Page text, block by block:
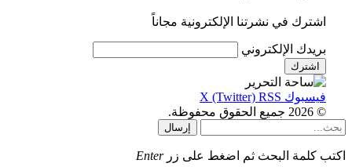
اشترك في نشرتنا الإلكترونية مجاناً
بريدك الإلكتروني
فيسبوك X (Twitter) RSS
© 2026 جميع الحقوق محفوظة.
إرسال
اكتب كلمة البحث ثم اضغط على زر Enter